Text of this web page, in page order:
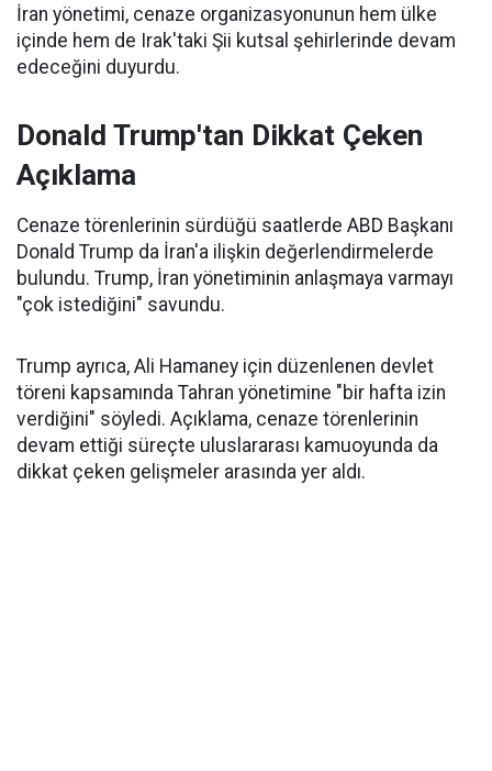
İran yönetimi, cenaze organizasyonunun hem ülke
içinde hem de Irak'taki Şii kutsal şehirlerinde devam
edeceğini duyurdu.
Donald Trump'tan Dikkat Çeken
Açıklama
Cenaze törenlerinin sürdüğü saatlerde ABD Başkanı
Donald Trump da İran'a ilişkin değerlendirmelerde
bulundu. Trump, İran yönetiminin anlaşmaya varmayı
"çok istediğini" savundu.
Trump ayrıca, Ali Hamaney için düzenlenen devlet
töreni kapsamında Tahran yönetimine "bir hafta izin
verdiğini" söyledi. Açıklama, cenaze törenlerinin
devam ettiği süreçte uluslararası kamuoyunda da
dikkat çeken gelişmeler arasında yer aldı.